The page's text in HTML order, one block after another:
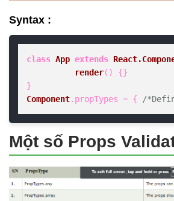
Syntax :
class App extends
render( ) {}
Component. propTypes = { /
Một số Props